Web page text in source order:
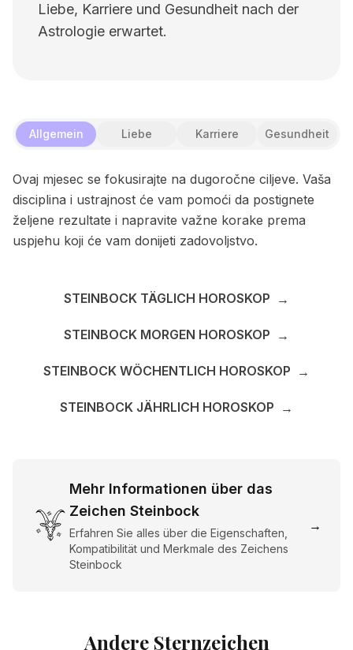
Liebe, Karriere und Gesundheit nach der
Astrologie erwartet.
Allgemein Liebe Karriere Gesundheit
Ovaj mjesec se fokusirajte na dugoročne ciljeve. Vaša
disciplina i ustrajnost će vam pomoći da postignete
željene rezultate i napravite važne korake prema
uspjehu koji će vam donijeti zadovoljstvo.
STEINBOCK TÄGLICH HOROSKOP →
STEINBOCK MORGEN HOROSKOP →
STEINBOCK WÖCHENTLICH HOROSKOP →
STEINBOCK JÄHRLICH HOROSKOP →
Mehr Informationen über das
Zeichen Steinbock
Erfahren Sie alles über die Eigenschaften,
Kompatibilität und Merkmale des Zeichens
Steinbock
→
Andere Sternzeichen